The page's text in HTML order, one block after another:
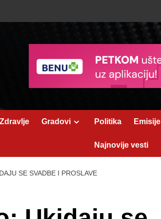
Zdravlje Gradovi Politika Emisije
Najnovije vesti
SE SVADBE I PROSLAVE